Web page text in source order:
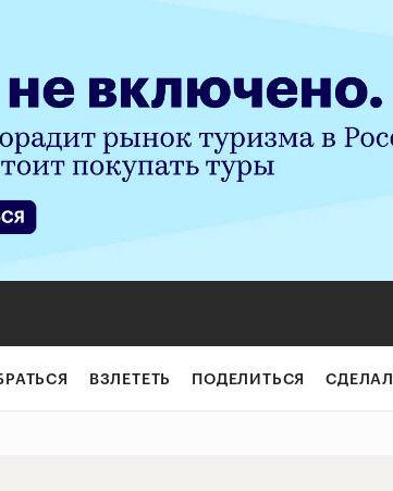
которые
ВЗЛЕТЕТЬ ПОДЕЛИТЬСЯ